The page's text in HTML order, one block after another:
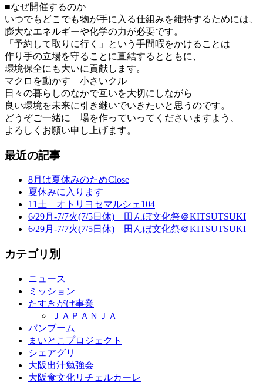
■なぜ開催するのか
いつでもどこでも物が手に入る仕組みを維持するためには、
膨大なエネルギーや化学の力が必要です。
「予約して取りに行く」という手間暇をかけることは
作り手の立場を守ることに直結するとともに、
環境保全にも大いに貢献します。
マクロを動かす 小さいクル
日々の暮らしのなかで互いを大切にしながら
良い環境を未来に引き継いでいきたいと思うのです。
どうぞご一緒に 場を作っていってくださいますよう、
よろしくお願い申し上げます。
最近の記事
8月は夏休みのためClose
夏休みに入ります
11土 オトリヨセマルシェ104
6/29月-7/7火(7/5日休) 田んぼ文化祭＠KITSUTSUKI
6/29月-7/7火(7/5日休) 田んぼ文化祭＠KITSUTSUKI
カテゴリ別
ニュース
ミッション
たすきがけ事業
ＪＡＰＡＮＪＡ
バンブーム
まいとこプロジェクト
シェアグリ
大阪出汁勉強会
大阪食文化リチェルカーレ